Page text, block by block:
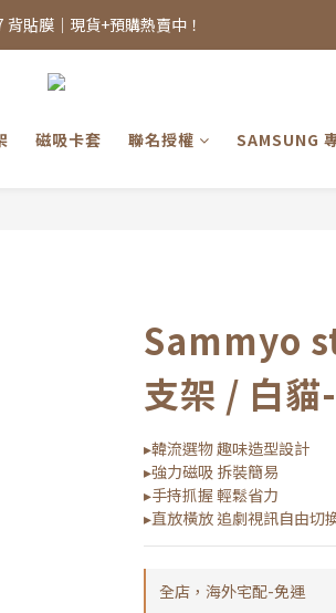
候，實際出貨情況將依當日庫存為準，敬請見諒
貼膜｜現貨+預購熱賣中！
候，實際出貨情況將依當日庫存為準，敬請見諒
磁吸卡套 聯名授權 SAMSUNG
Sammyo
支架 / 白
▸韓流選物 趣味造型設計
▸強力磁吸 拆裝簡易
▸手持抓握 輕鬆省力
▸直放橫放 追劇視訊自由切
全店，海外宅配-免運